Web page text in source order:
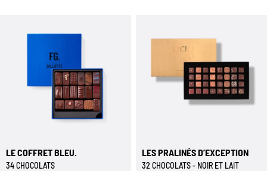
LE COFFRET BLEU.
34 CHOCOLATS
LES PRALINÉS D’EXCEPTION
32 CHOCOLATS - NOIR ET LAIT